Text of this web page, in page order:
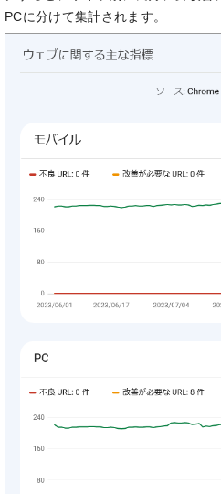
PCに分けて集計されます。